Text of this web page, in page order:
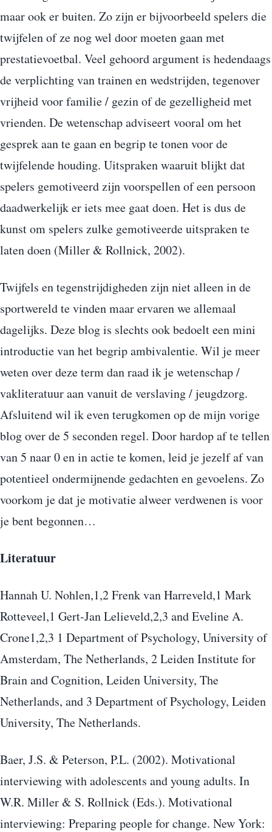
maar ook er buiten. Zo zijn er bijvoorbeeld spelers die
twijfelen of ze nog wel door moeten gaan met
prestatievoetbal. Veel gehoord argument is hedendaags
de verplichting van trainen en wedstrijden, tegenover
vrijheid voor familie / gezin of de gezelligheid met
vrienden. De wetenschap adviseert vooral om het
gesprek aan te gaan en begrip te tonen voor de
twijfelende houding. Uitspraken waaruit blijkt dat
spelers gemotiveerd zijn voorspellen of een persoon
daadwerkelijk er iets mee gaat doen. Het is dus de
kunst om spelers zulke gemotiveerde uitspraken te
laten doen (Miller & Rollnick, 2002).
Twijfels en tegenstrijdigheden zijn niet alleen in de
sportwereld te vinden maar ervaren we allemaal
dagelijks. Deze blog is slechts ook bedoelt een mini
introductie van het begrip ambivalentie. Wil je meer
weten over deze term dan raad ik je wetenschap /
vakliteratuur aan vanuit de verslaving / jeugdzorg.
Afsluitend wil ik even terugkomen op de mijn vorige
blog over de 5 seconden regel. Door hardop af te tellen
van 5 naar 0 en in actie te komen, leid je jezelf af van
potentieel ondermijnende gedachten en gevoelens. Zo
voorkom je dat je motivatie alweer verdwenen is voor
je bent begonnen…
Literatuur
Hannah U. Nohlen,1,2 Frenk van Harreveld,1 Mark
Rotteveel,1 Gert-Jan Lelieveld,2,3 and Eveline A.
Crone1,2,3 1 Department of Psychology, University of
Amsterdam, The Netherlands, 2 Leiden Institute for
Brain and Cognition, Leiden University, The
Netherlands, and 3 Department of Psychology, Leiden
University, The Netherlands.
Baer, J.S. & Peterson, P.L. (2002). Motivational
interviewing with adolescents and young adults. In
W.R. Miller & S. Rollnick (Eds.). Motivational
interviewing: Preparing people for change. New York: